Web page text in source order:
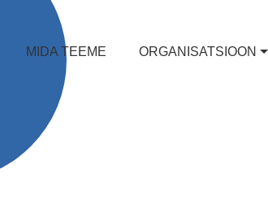
MIDA TEEME ORGANISATSIOON